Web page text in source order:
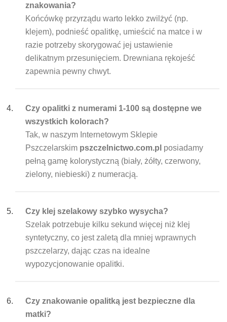
znakowania?
Końcówkę przyrządu warto lekko zwilżyć (np.
klejem), podnieść opalitkę, umieścić na matce i w
razie potrzeby skorygować jej ustawienie
delikatnym przesunięciem. Drewniana rękojeść
zapewnia pewny chwyt.
Czy opalitki z numerami 1-100 są dostępne we
wszystkich kolorach?
Tak, w naszym Internetowym Sklepie
Pszczelarskim pszczelnictwo.com.pl posiadamy
pełną gamę kolorystyczną (biały, żółty, czerwony,
zielony, niebieski) z numeracją.
Czy klej szelakowy szybko wysycha?
Szelak potrzebuje kilku sekund więcej niż klej
syntetyczny, co jest zaletą dla mniej wprawnych
pszczelarzy, dając czas na idealne
wypozycjonowanie opalitki.
Czy znakowanie opalitką jest bezpieczne dla
matki?